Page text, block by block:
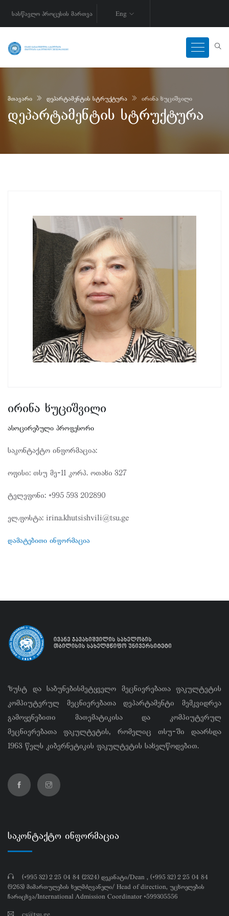
სასწავლო პროცესის მართვა Eng
მთავარი დეპარტამენტის სტრუქტურა ირინა ხუციშვილი
დეპარტამენტის სტრუქტურა
ირინა ხუციშვილი
ასოცირებული პროფესორი
საკონტაქტო ინფორმაცია:
ოფისი: თსუ მე-11 კორპ. ოთახი 327
ტელეფონი: +995 593 202890
ელ.ფოსტა: irina.khutsishvili@tsu.ge
დამატებითი ინფორმაცია
ზუსტ და საბუნებისმეტყველო მეცნიერებათა ფაკულტეტის
კომპიუტერულ მეცნიერებათა დეპარტამენტი მემკვიდრეა
გამოყენებითი მათემატიკისა და კომპიუტერულ
მეცნიერებათა ფაკულტეტის, რომელიც თსუ-ში დაარსდა
1963 წელს კიბერნეტიკის ფაკულტეტის სახელწოდებით.
საკონტაქტო ინფორმაცია
(+995 32) 2 25 04 84 (2324) დეკანატი/Dean , (+995 32) 2 25 04 84
(9263) მიმართულების ხელმძღვანელი/ Head of direction, უცხოელების
ჩარიცხვა/International Admission Coordinator +599305556